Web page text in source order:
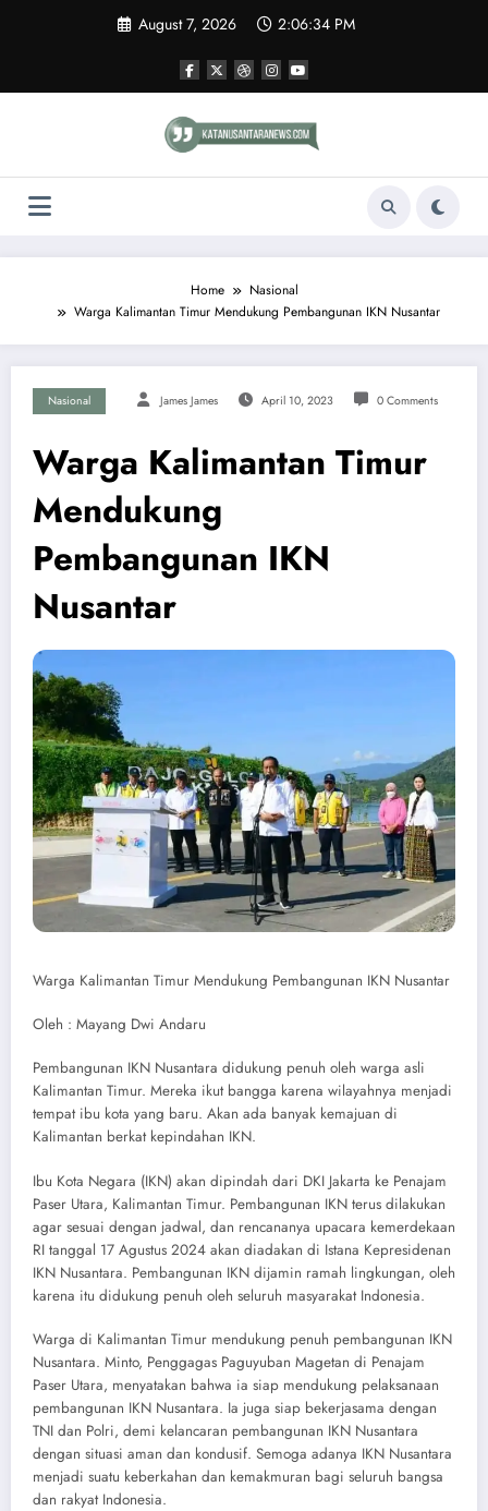
August 7, 2026 2:06:34 PM
Home
Nasional
Warga Kalimantan Timur Mendukung Pembangunan IKN Nusantar
Nasional James James April 10, 2023 0 Comments
Warga Kalimantan Timur
Mendukung
Pembangunan IKN
Nusantar
Warga Kalimantan Timur Mendukung Pembangunan IKN Nusantar
Oleh : Mayang Dwi Andaru
Pembangunan IKN Nusantara didukung penuh oleh warga asli
Kalimantan Timur. Mereka ikut bangga karena wilayahnya menjadi
tempat ibu kota yang baru. Akan ada banyak kemajuan di
Kalimantan berkat kepindahan IKN.
Ibu Kota Negara (IKN) akan dipindah dari DKI Jakarta ke Penajam
Paser Utara, Kalimantan Timur. Pembangunan IKN terus dilakukan
agar sesuai dengan jadwal, dan rencananya upacara kemerdekaan
RI tanggal 17 Agustus 2024 akan diadakan di Istana Kepresidenan
IKN Nusantara. Pembangunan IKN dijamin ramah lingkungan, oleh
karena itu didukung penuh oleh seluruh masyarakat Indonesia.
Warga di Kalimantan Timur mendukung penuh pembangunan IKN
Nusantara. Minto, Penggagas Paguyuban Magetan di Penajam
Paser Utara, menyatakan bahwa ia siap mendukung pelaksanaan
pembangunan IKN Nusantara. Ia juga siap bekerjasama dengan
TNI dan Polri, demi kelancaran pembangunan IKN Nusantara
dengan situasi aman dan kondusif. Semoga adanya IKN Nusantara
menjadi suatu keberkahan dan kemakmuran bagi seluruh bangsa
dan rakyat Indonesia.